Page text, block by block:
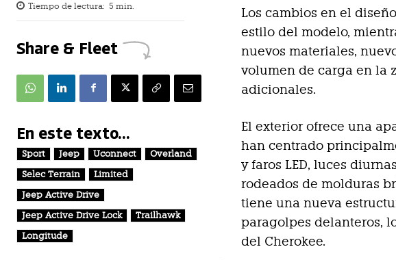
Tiempo de lectura: 5 min.
Share & Fleet
En este texto...
Sport Jeep Uconnect
Overland
Selec Terrain
Limited
Jeep Active Drive
Jeep Active Drive Lock
Trailhawk
Longitude
Los cambios en el
estilo del modelo,
nuevos materiales,
volumen de carga en la
adicionales.
El exterior ofrece una
han centrado
y faros LED, luces
rodeados de molduras
tiene una nueva
paragolpes delanteros,
del Cherokee.